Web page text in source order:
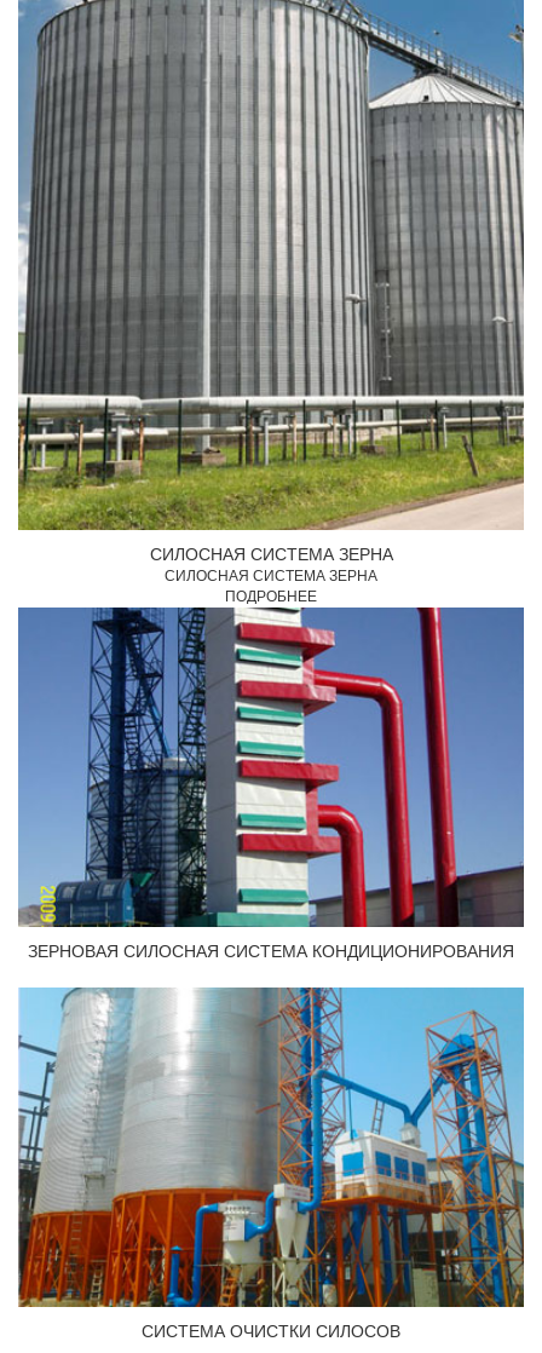
СИЛОСНАЯ СИСТЕМА ЗЕРНА
СИЛОСНАЯ СИСТЕМА ЗЕРНА
ПОДРОБНЕЕ
ЗЕРНОВАЯ СИЛОСНАЯ СИСТЕМА КОНДИЦИОНИРОВАНИЯ
СИСТЕМА ОЧИСТКИ СИЛОСОВ